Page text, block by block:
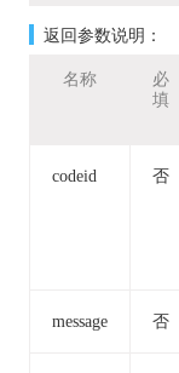
返回参数说明：
名称
必
填
codeid 否
message 否